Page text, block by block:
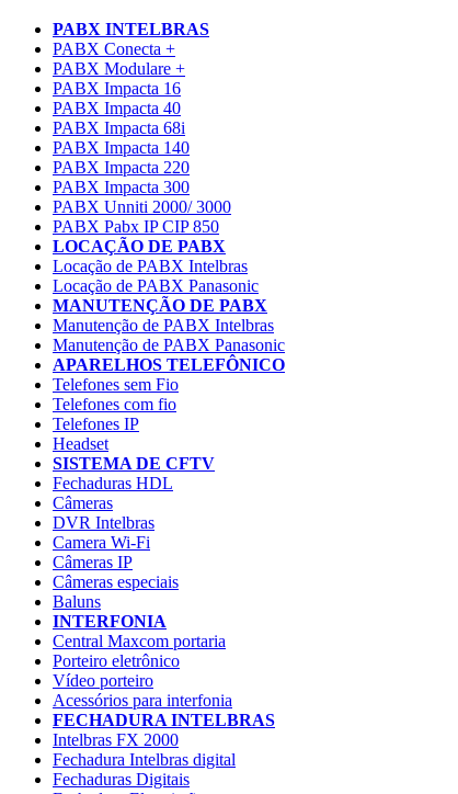
PABX INTELBRAS
PABX Conecta +
PABX Modulare +
PABX Impacta 16
PABX Impacta 40
PABX Impacta 68i
PABX Impacta 140
PABX Impacta 220
PABX Impacta 300
PABX Unniti 2000/ 3000
PABX Pabx IP CIP 850
LOCAÇÃO DE PABX
Locação de PABX Intelbras
Locação de PABX Panasonic
MANUTENÇÃO DE PABX
Manutenção de PABX Intelbras
Manutenção de PABX Panasonic
APARELHOS TELEFÔNICO
Telefones sem Fio
Telefones com fio
Telefones IP
Headset
SISTEMA DE CFTV
Fechaduras HDL
Câmeras
DVR Intelbras
Camera Wi-Fi
Câmeras IP
Câmeras especiais
Baluns
INTERFONIA
Central Maxcom portaria
Porteiro eletrônico
Vídeo porteiro
Acessórios para interfonia
FECHADURA INTELBRAS
Intelbras FX 2000
Fechadura Intelbras digital
Fechaduras Digitais